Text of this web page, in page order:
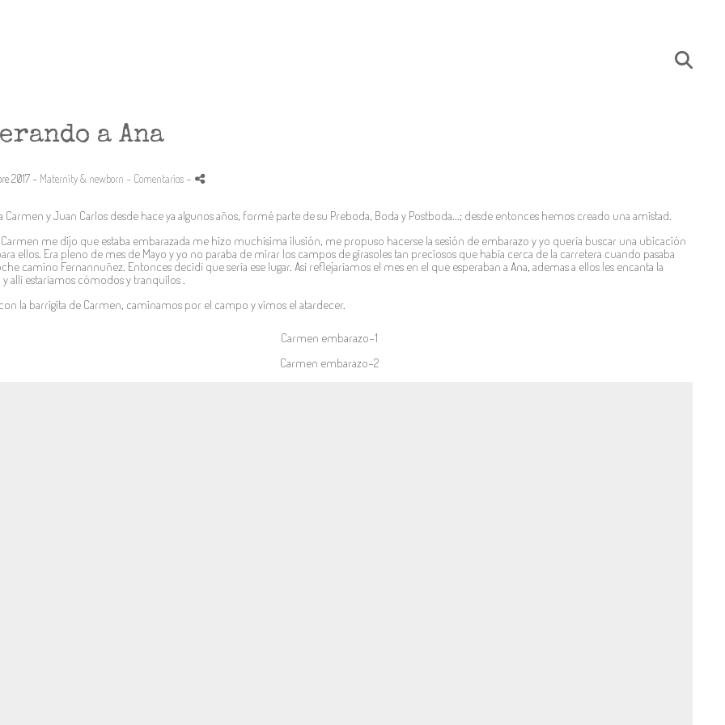
a Ana
2017 - Maternity & newborn - Comentarios -
Carmen y Juan Carlos desde hace ya algunos años, formé parte de su Preboda, Boda y Postboda...; desde entonces hemos creado una amistad.
me dijo que estaba embarazada me hizo muchísima ilusión, me propuso hacerse la sesión de embarazo y yo quería buscar una ubicación
ellos. Era pleno de mes de Mayo y yo no paraba de mirar los campos de girasoles tan preciosos que había cerca de la carretera cuando pasaba
camino Fernannuñez. Entonces decidí que sería ese lugar. Así reflejaríamos el mes en el que esperaban a Ana, ademas a ellos les encanta la
y allí estaríamos cómodos y tranquilos .
la barrigita de Carmen, caminamos por el campo y vimos el atardecer.